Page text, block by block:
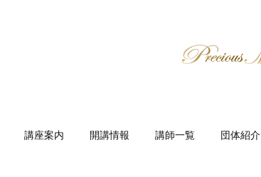
講座案内 開講情報 講師一覧 団体紹介